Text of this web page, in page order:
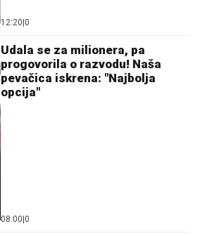
12:20 0
Udala se za milionera, pa
progovorila o razvodu! Naša
pevačica iskrena: "Najbolja
opcija"
08:00 0